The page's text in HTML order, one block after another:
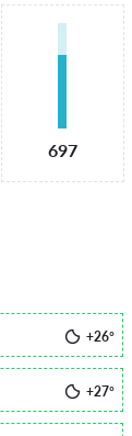
697
+26°
+27°